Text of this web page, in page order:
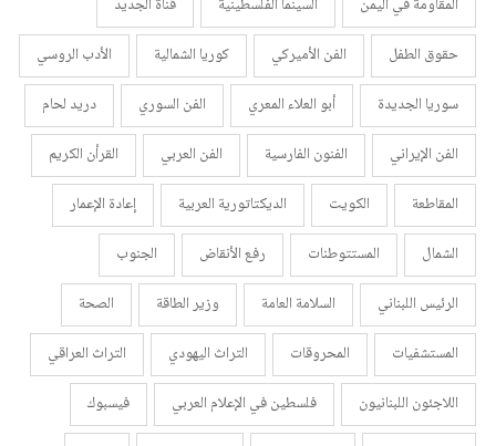
حقوق الطفل
الفن الأميركي كوريا الشمالية
الأدب الروسي
سوريا الجديدة
أبو العلاء المعري الفن السوري
دريد لحام
الفن الإيراني
الفنون الفارسية الفن العربي
القرأن الكريم
المقاطعة
الكويت الديكتاتورية العربية
إعادة الإعمار
الشمال
المستتوطنات رفع الأنقاض
الجنوب
الرئيس اللبناني
السلامة العامة وزير الطاقة
الصحة
المستشفيات
المحروقات التراث اليهودي
التراث العراقي
اللاجئون اللبنانيون
فلسطين في الإعلام العربي
فيسبوك